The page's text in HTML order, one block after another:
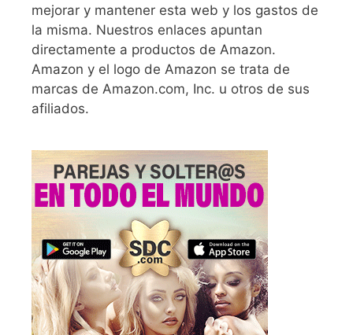
mejorar y mantener esta web y los gastos de
la misma. Nuestros enlaces apuntan
directamente a productos de Amazon.
Amazon y el logo de Amazon se trata de
marcas de Amazon.com, Inc. u otros de sus
afiliados.